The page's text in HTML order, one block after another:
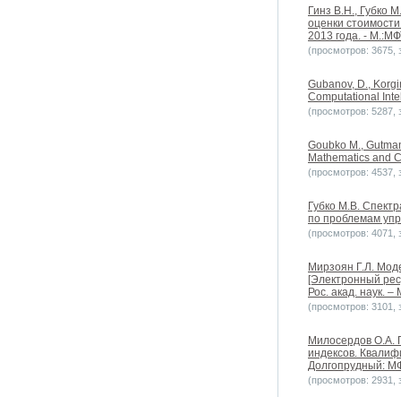
Гинз В.Н., Губко
оценки
2013 года. -
(просмотров: 3675,
Gubanov, D.,
Computational
(просмотров: 5287,
Goubko M.,
Mathematics and
(просмотров: 4537,
Губко М.В.
по проблемам
(просмотров: 4071,
Мирзоян Г.Л.
[Электронный
Рос. акад. наук.
(просмотров: 3101,
Милосердов О.А.
индексов.
Долгопрудный:
(просмотров: 2931,